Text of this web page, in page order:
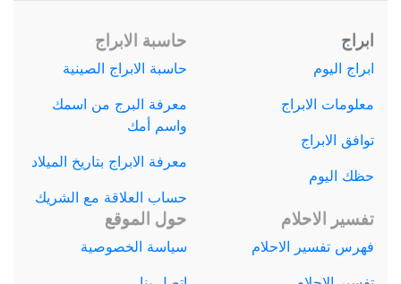
ابراج
ابراج اليوم
معلومات الابراج
توافق الابراج
حظك اليوم
حاسبة الابراج
حاسبة الابراج الصينية
معرفة البرج من اسمك
واسم أمك
معرفة الابراج بتاريخ الميلاد
حساب العلاقة مع الشريك
تفسير الاحلام
فهرس تفسير الاحلام
حول الموقع
سياسة الخصوصية